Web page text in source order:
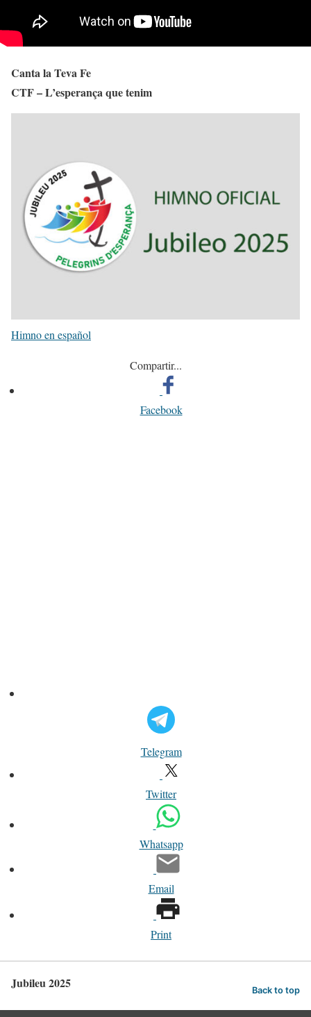
Canta la Teva Fe
CTF – L’esperança que tenim
Himno en español
Compartir...
Facebook
Telegram
Twitter
Whatsapp
Email
Print
Jubileu 2025 Back to top